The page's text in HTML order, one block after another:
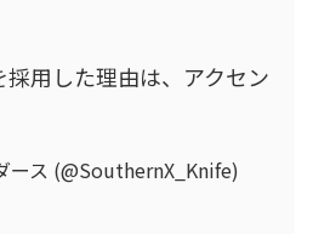
用した理由は、アクセン
ス (@SouthernX_Knife)